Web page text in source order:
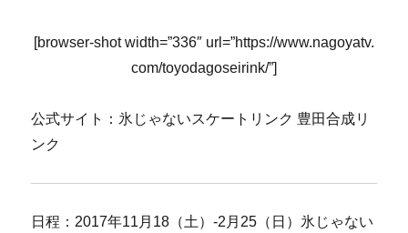
[browser-shot width=”336″ url=”https://www.nagoyatv.
com/toyodagoseirink/”]
公式サイト：氷じゃないスケートリンク 豊田合成リ
ンク
日程：2017年11月18（土）-2月25（日）氷じゃない